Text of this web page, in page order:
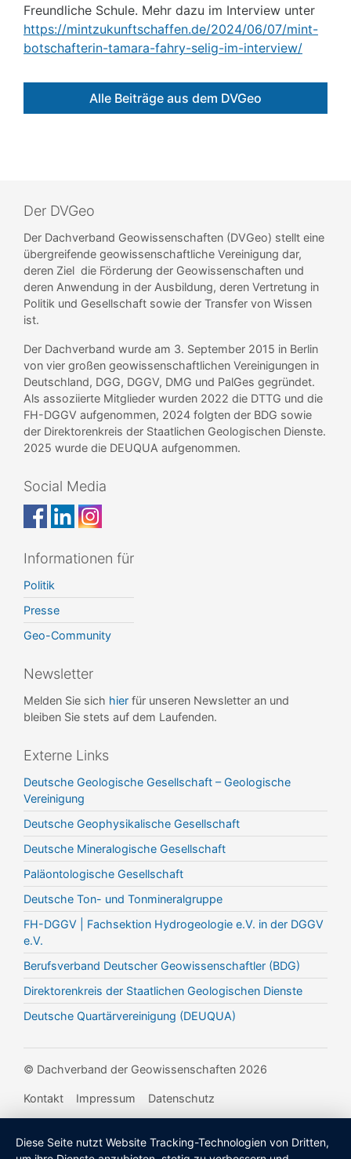
Freundliche Schule. Mehr dazu im Interview unter
https://mintzukunftschaffen.de/2024/06/07/mint-
botschafterin-tamara-fahry-selig-im-interview/
Alle Beiträge aus dem DVGeo
Der DVGeo
Der Dachverband Geowissenschaften (DVGeo) stellt eine
übergreifende geowissenschaftliche Vereinigung dar,
deren Ziel die Förderung der Geowissenschaften und
deren Anwendung in der Ausbildung, deren Vertretung in
Politik und Gesellschaft sowie der Transfer von Wissen
ist.
Der Dachverband wurde am 3. September 2015 in Berlin
von vier großen geowissenschaftlichen Vereinigungen in
Deutschland, DGG, DGGV, DMG und PalGes gegründet.
Als assoziierte Mitglieder wurden 2022 die DTTG und die
FH-DGGV aufgenommen, 2024 folgten der BDG sowie
der Direktorenkreis der Staatlichen Geologischen Dienste.
2025 wurde die DEUQUA aufgenommen.
Social Media
Informationen für
Politik
Presse
Geo-Community
Newsletter
Melden Sie sich hier für unseren Newsletter an und
bleiben Sie stets auf dem Laufenden.
Externe Links
Deutsche Geologische Gesellschaft – Geologische
Vereinigung
Deutsche Geophysikalische Gesellschaft
Deutsche Mineralogische Gesellschaft
Paläontologische Gesellschaft
Deutsche Ton- und Tonmineralgruppe
FH-DGGV | Fachsektion Hydrogeologie e.V. in der DGGV
e.V.
Berufsverband Deutscher Geowissenschaftler (BDG)
Direktorenkreis der Staatlichen Geologischen Dienste
Deutsche Quartärvereinigung (DEUQUA)
© Dachverband der Geowissenschaften 2026
Kontakt Impressum Datenschutz
Diese Seite nutzt Website Tracking-Technologien von Dritten,